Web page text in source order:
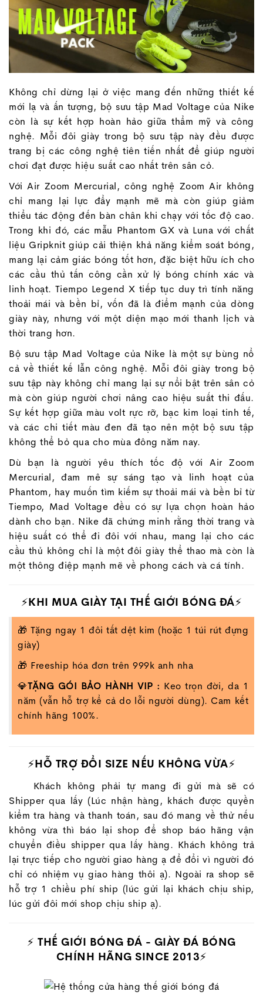
Không chỉ dừng lại ở việc mang đến những thiết kế
mới lạ và ấn tượng, bộ sưu tập Mad Voltage của Nike
còn là sự kết hợp hoàn hảo giữa thẩm mỹ và công
nghệ. Mỗi đôi giày trong bộ sưu tập này đều được
trang bị các công nghệ tiên tiến nhất để giúp người
chơi đạt được hiệu suất cao nhất trên sân cỏ.
Với Air Zoom Mercurial, công nghệ Zoom Air không
chỉ mang lại lực đẩy mạnh mẽ mà còn giúp giảm
thiểu tác động đến bàn chân khi chạy với tốc độ cao.
Trong khi đó, các mẫu Phantom GX và Luna với chất
liệu Gripknit giúp cải thiện khả năng kiểm soát bóng,
mang lại cảm giác bóng tốt hơn, đặc biệt hữu ích cho
các cầu thủ tấn công cần xử lý bóng chính xác và
linh hoạt. Tiempo Legend X tiếp tục duy trì tính năng
thoải mái và bền bỉ, vốn đã là điểm mạnh của dòng
giày này, nhưng với một diện mạo mới thanh lịch và
thời trang hơn.
Bộ sưu tập Mad Voltage của Nike là một sự bùng nổ
cả về thiết kế lẫn công nghệ. Mỗi đôi giày trong bộ
sưu tập này không chỉ mang lại sự nổi bật trên sân cỏ
mà còn giúp người chơi nâng cao hiệu suất thi đấu.
Sự kết hợp giữa màu volt rực rỡ, bạc kim loại tinh tế,
và các chi tiết màu đen đã tạo nên một bộ sưu tập
không thể bỏ qua cho mùa đông năm nay.
Dù bạn là người yêu thích tốc độ với Air Zoom
Mercurial, đam mê sự sáng tạo và linh hoạt của
Phantom, hay muốn tìm kiếm sự thoải mái và bền bỉ từ
Tiempo, Mad Voltage đều có sự lựa chọn hoàn hảo
dành cho bạn. Nike đã chứng minh rằng thời trang và
hiệu suất có thể đi đôi với nhau, mang lại cho các
cầu thủ không chỉ là một đôi giày thể thao mà còn là
một thông điệp mạnh mẽ về phong cách và cá tính.
⚡KHI MUA GIÀY TẠI THẾ GIỚI BÓNG ĐÁ⚡
🎁 Tặng ngay 1 đôi tất dệt kim (hoặc 1 túi rút đựng
giày)
🎁 Freeship hóa đơn trên 999k anh nha
💎TẶNG GÓI BẢO HÀNH VIP : Keo trọn đời, da 1
năm (vẫn hỗ trợ kể cả do lỗi người dùng). Cam kết
chính hãng 100%.
⚡HỖ TRỢ ĐỔI SIZE NẾU KHÔNG VỪA⚡
Khách không phải tự mang đi gửi mà sẽ có
Shipper qua lấy (Lúc nhận hàng, khách được quyền
kiểm tra hàng và thanh toán, sau đó mang về thử nếu
không vừa thì báo lại shop để shop báo hãng vận
chuyển điều shipper qua lấy hàng. Khách không trả
lại trực tiếp cho người giao hàng ạ để đổi vì người đó
chỉ có nhiệm vụ giao hàng thôi ạ). Ngoài ra shop sẽ
hỗ trợ 1 chiều phí ship (lúc gửi lại khách chịu ship,
lúc gửi đôi mới shop chịu ship ạ).
⚡THẾ GIỚI BÓNG ĐÁ - GIÀY ĐÁ BÓNG
CHÍNH HÃNG SINCE 2013⚡